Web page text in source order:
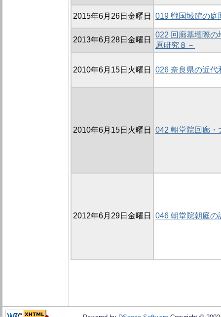
2015年6月26日金曜日 019 戦国城館の庭
2013年6月28日金曜日
022 回廊基壇際の
原研究８－
2010年6月15日火曜日 026 奈良県の近代
2010年6月15日火曜日 042 朝堂院回廊・
2012年6月29日金曜日 046 朝堂院朝庭